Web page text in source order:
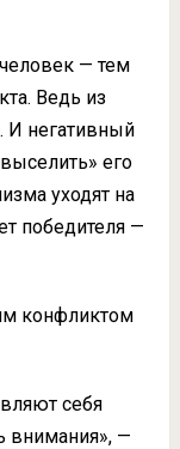
— тем
Ведь из
И негативный
его
уходят на
победителя —
конфликтом
себя
внимания», —